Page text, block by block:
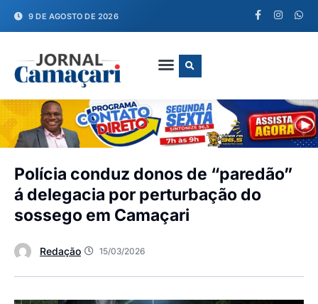
9 DE AGOSTO DE 2026
Polícia conduz donos de “paredão”
á delegacia por perturbação do
sossego em Camaçari
Redação 15/03/2026